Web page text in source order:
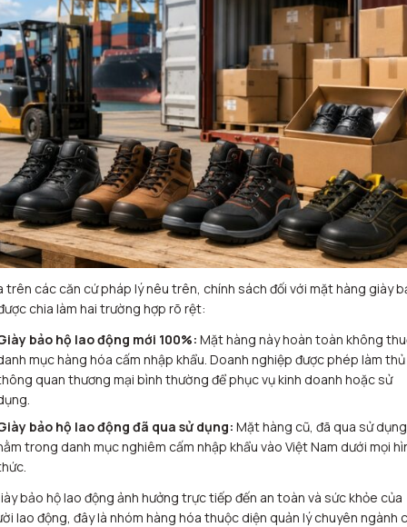
trên các căn cứ pháp lý nêu trên, chính sách đối với mặt hàng giày
chia làm hai trường hợp rõ rệt:
bảo hộ lao động mới 100%: Mặt hàng này hoàn toàn không
mục hàng hóa cấm nhập khẩu. Doanh nghiệp được phép làm
quan thương mại bình thường để phục vụ kinh doanh hoặc sử
bảo hộ lao động đã qua sử dụng: Mặt hàng cũ, đã qua sử dụng
trong danh mục nghiêm cấm nhập khẩu vào Việt Nam dưới mọi
bảo hộ lao động ảnh hưởng trực tiếp đến an toàn và sức khỏe của
lao động, đây là nhóm hàng hóa thuộc diện quản lý chuyên ngành